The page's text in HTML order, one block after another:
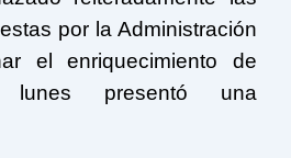
por la Administración
el enriquecimiento de
presentó una